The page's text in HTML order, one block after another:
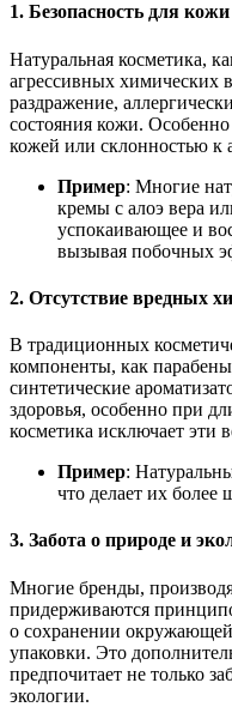
1. Безопасность для кожи
Натуральная косметика,
агрессивных химических
раздражение,
состояния кожи.
кожей или склонностью к
Пример: Многие
кремы с алоэ вера
успокаивающее и
вызывая побочных
2. Отсутствие вредных
В традиционных
компоненты, как
синтетические
здоровья, особенно при
косметика исключает эти
Пример:
что делает их
3. Забота о природе и
Многие бренды,
придерживаются
о сохранении
упаковки. Это
предпочитает не только
экологии.